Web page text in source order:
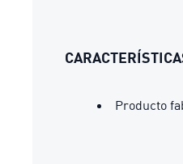
Producto